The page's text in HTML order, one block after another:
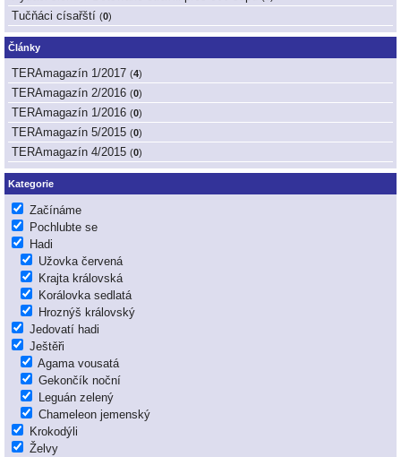
Tučňáci císařští (0)
Články
TERAmagazín 1/2017 (4)
TERAmagazín 2/2016 (0)
TERAmagazín 1/2016 (0)
TERAmagazín 5/2015 (0)
TERAmagazín 4/2015 (0)
Kategorie
Začínáme
Pochlubte se
Hadi
Užovka červená
Krajta královská
Korálovka sedlatá
Hroznýš královský
Jedovatí hadi
Ještěři
Agama vousatá
Gekončík noční
Leguán zelený
Chameleon jemenský
Krokodýli
Želvy